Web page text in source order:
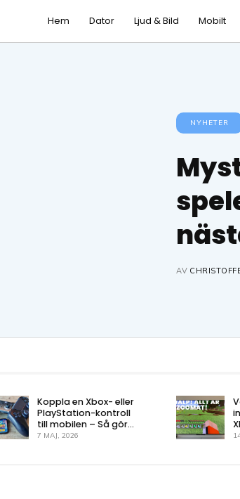
Hem Dator Ljud & Bild Mobilt
NYHETER
AV
Koppla en Xbox- eller
PlayStation-kontroll
till mobilen – Så gör
du!
7 MAJ, 2026